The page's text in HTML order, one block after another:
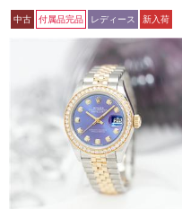
中古 付属品完品 レディース 新入荷